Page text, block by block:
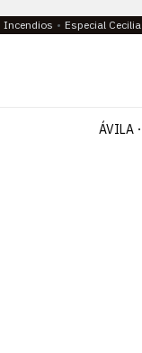
Incendios Especial Cecilia
ÁVILA